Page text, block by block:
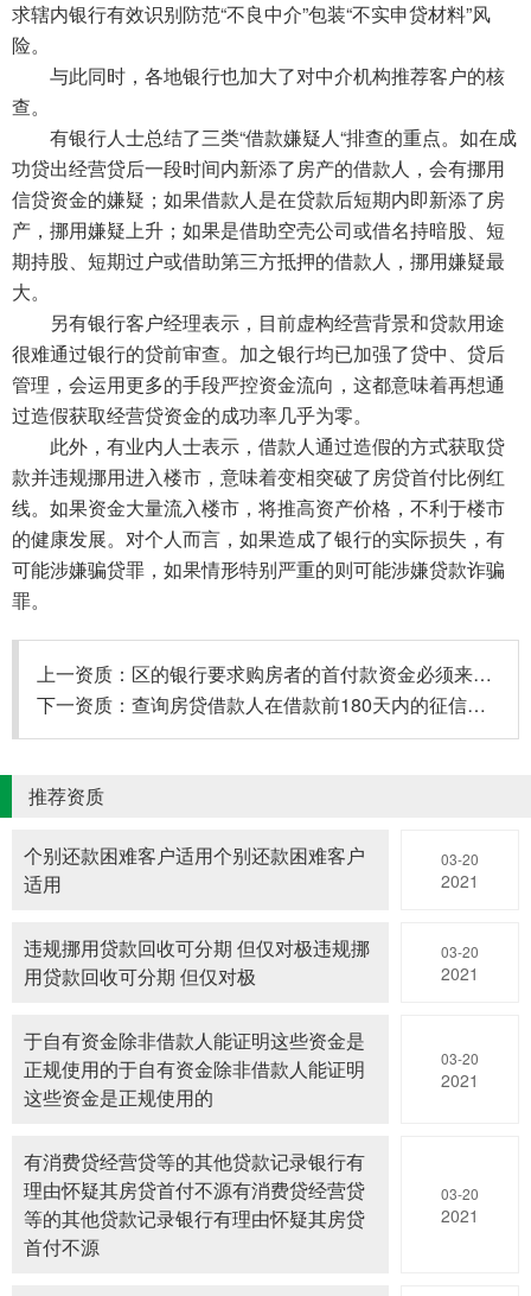
求辖内银行有效识别防范“不良中介”包装“不实申贷材料”风
险。
与此同时，各地银行也加大了对中介机构推荐客户的核
查。
有银行人士总结了三类“借款嫌疑人“排查的重点。如在成
功贷出经营贷后一段时间内新添了房产的借款人，会有挪用
信贷资金的嫌疑；如果借款人是在贷款后短期内即新添了房
产，挪用嫌疑上升；如果是借助空壳公司或借名持暗股、短
期持股、短期过户或借助第三方抵押的借款人，挪用嫌疑最
大。
另有银行客户经理表示，目前虚构经营背景和贷款用途
很难通过银行的贷前审查。加之银行均已加强了贷中、贷后
管理，会运用更多的手段严控资金流向，这都意味着再想通
过造假获取经营贷资金的成功率几乎为零。
此外，有业内人士表示，借款人通过造假的方式获取贷
款并违规挪用进入楼市，意味着变相突破了房贷首付比例红
线。如果资金大量流入楼市，将推高资产价格，不利于楼市
的健康发展。对个人而言，如果造成了银行的实际损失，有
可能涉嫌骗贷罪，如果情形特别严重的则可能涉嫌贷款诈骗
罪。
上一资质： 区的银行要求购房者的首付款资金必须来自于家庭自有资金
下一资质： 查询房贷借款人在借款前180天内的征信记录如果借款人在这期间
推荐资质
个别还款困难客户适用个别还款困难客户
适用
03-20
2021
违规挪用贷款回收可分期 但仅对极违规挪
用贷款回收可分期 但仅对极
03-20
2021
于自有资金除非借款人能证明这些资金是
正规使用的于自有资金除非借款人能证明
这些资金是正规使用的
03-20
2021
有消费贷经营贷等的其他贷款记录银行有
理由怀疑其房贷首付不源有消费贷经营贷
等的其他贷款记录银行有理由怀疑其房贷
首付不源
03-20
2021